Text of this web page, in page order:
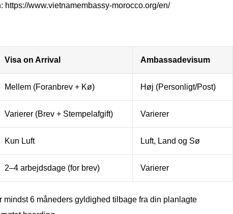
www.vietnamembassy-morocco.org/en/
Visa on Arrival Ambassadevisum
Mellem (Foranbrev + Kø) Høj (Personligt/Post)
Varierer (Brev + Stempelafgift) Varierer
Kun Luft Luft, Land og Sø
2–4 arbejdsdage (for brev) Varierer
mindst 6 måneders gyldighed tilbage fra din planlagte